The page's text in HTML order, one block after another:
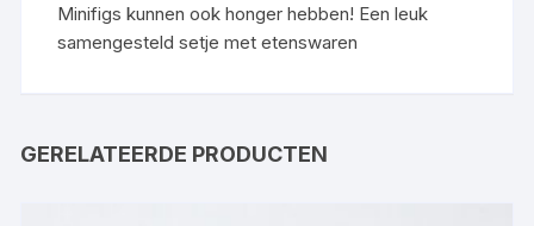
Minifigs kunnen ook honger hebben! Een leuk
samengesteld setje met etenswaren
GERELATEERDE PRODUCTEN